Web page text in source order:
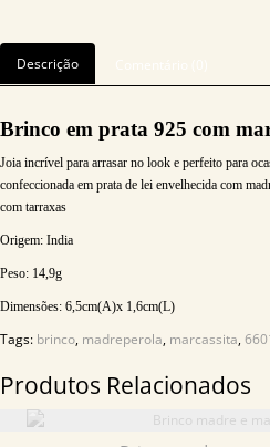
Descrição
Brinco em prata 925 com
Joia incrível para arrasar no look e perfeito para
confeccionada em prata de lei envelhecida com
com tarraxas
Origem: India
Peso: 14,9g
Dimensões: 6,5cm(A)x 1,6cm(L)
Tags: brinco, madreperola, marcassita,
Produtos Relacionados